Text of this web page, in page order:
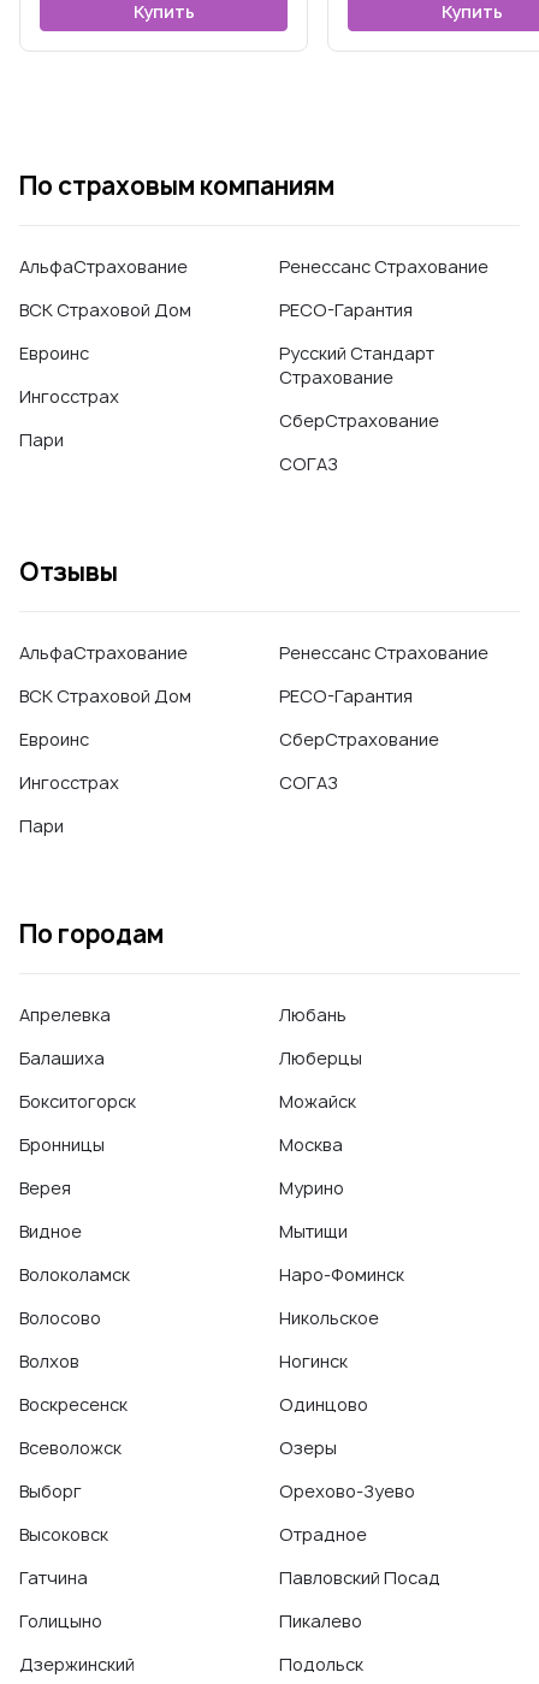
Купить Купить
По страховым компаниям
АльфаСтрахование
ВСК Страховой Дом
Евроинс
Ингосстрах
Пари
Ренессанс Страхование
РЕСО-Гарантия
Русский Стандарт
Страхование
СберСтрахование
СОГАЗ
Отзывы
АльфаСтрахование
ВСК Страховой Дом
Евроинс
Ингосстрах
Пари
Ренессанс Страхование
РЕСО-Гарантия
СберСтрахование
СОГАЗ
По городам
Апрелевка
Балашиха
Бокситогорск
Бронницы
Верея
Видное
Волоколамск
Волосово
Волхов
Воскресенск
Всеволожск
Выборг
Высоковск
Гатчина
Голицыно
Дзержинский
Любань
Люберцы
Можайск
Москва
Мурино
Мытищи
Наро-Фоминск
Никольское
Ногинск
Одинцово
Озеры
Орехово-Зуево
Отрадное
Павловский Посад
Пикалево
Подольск